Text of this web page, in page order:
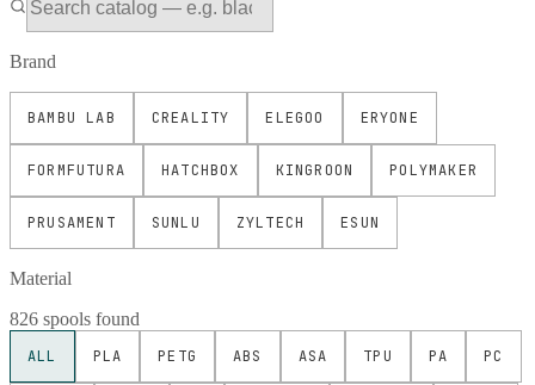
Brand
BAMBU LAB CREALITY ELEGOO ERYONE
FORMFUTURA HATCHBOX KINGROON POLYMAKER
PRUSAMENT SUNLU ZYLTECH ESUN
Material
826 spools found
ALL PLA PETG ABS ASA TPU PA PC